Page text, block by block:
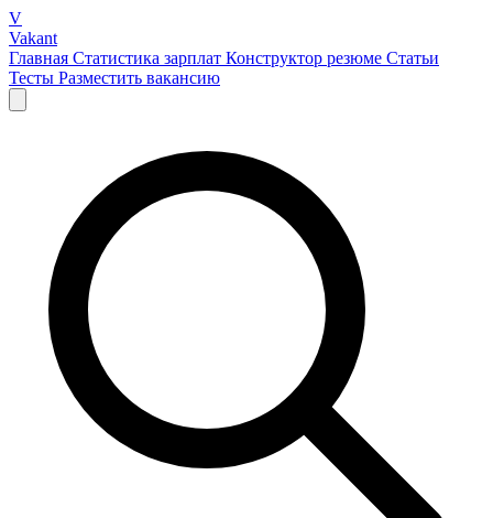
V
Vakant
Главная Статистика зарплат Конструктор резюме Статьи
Тесты Разместить вакансию